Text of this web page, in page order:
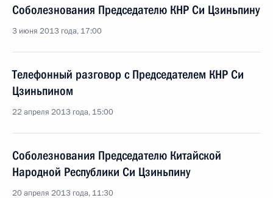
Соболезнования Председателю КНР Си Цзиньпину
3 июня 2013 года, 17:00
Телефонный разговор с Председателем КНР Си
Цзиньпином
22 апреля 2013 года, 15:00
Соболезнования Председателю Китайской
Народной Республики Си Цзиньпину
20 апреля 2013 года, 11:30